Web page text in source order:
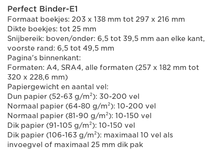
Perfect Binder-E1
Formaat boekjes: 203 x 138 mm tot 297 x 216 mm
Dikte boekjes: tot 25 mm
Snijbereik: boven/onder: 6,5 tot 39,5 mm aan elke kant,
voorste rand: 6,5 tot 49,5 mm
Pagina's binnenkant:
Formaten: A4, SRA4, alle formaten (257 x 182 mm tot
320 x 228,6 mm)
Papiergewicht en aantal vel:
Dun papier (52-63 g/m²): 30-200 vel
Normaal papier (64-80 g/m²): 10-200 vel
Normaal papier (81-90 g/m²): 10-150 vel
Dik papier (91-105 g/m²): 10-150 vel
Dik papier (106-163 g/m²): maximaal 10 vel als
invoegvel of maximaal 25 mm dik pak